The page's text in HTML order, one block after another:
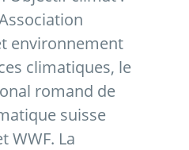
environnement
climatiques, le
romand de
suisse
WWF. La